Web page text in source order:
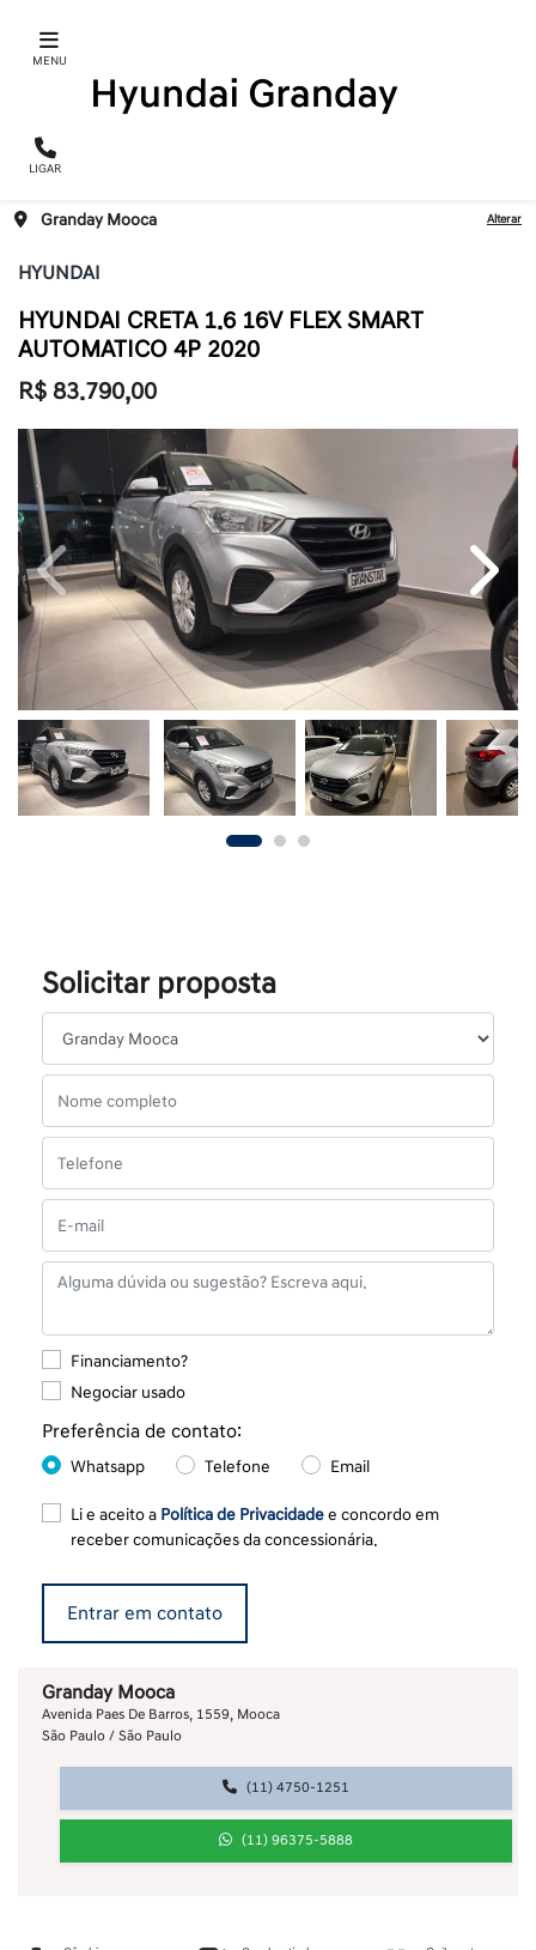
MENU
LIGAR
Granday Mooca Alterar
HYUNDAI
HYUNDAI CRETA 1.6 16V FLEX SMART
AUTOMATICO 4P 2020
R$ 83.790,00
Previous Next
Granday Mooca
Avenida Paes De Barros, 1559, Mooca
São Paulo / São Paulo
(11) 4750-1251
(11) 96375-5888
Solicitar proposta
Financiamento?
Negociar usado
Preferência de contato:
Whatsapp Telefone Email
Li e aceito a Política de Privacidadee concordo em
receber comunicações da concessionária.
Entrar em contato